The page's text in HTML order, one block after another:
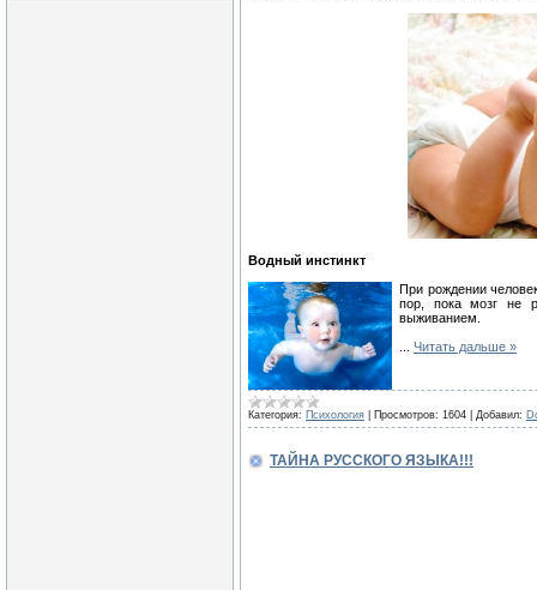
Водный инстинкт
При рождении
пор, пока мозг не
выживанием.
Читать дальше »
Категория: Психология Просмотров: 1604 Добавил:
ТАЙНА РУССКОГО ЯЗЫКА!!!